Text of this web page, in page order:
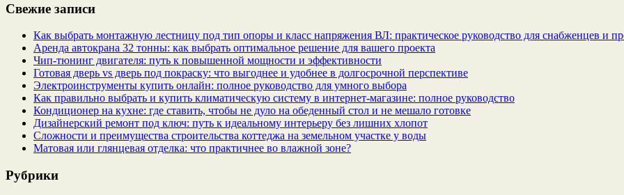
Свежие записи
Как выбрать монтажную лестницу под тип опоры и класс напряжения ВЛ: практическое руководство для снабженцев и
Аренда автокрана 32 тонны: как выбрать оптимальное решение для вашего проекта
Чип‑тюнинг двигателя: путь к повышенной мощности и эффективности
Готовая дверь vs дверь под покраску: что выгоднее и удобнее в долгосрочной перспективе
Электроинструменты купить онлайн: полное руководство для умного выбора
Как правильно выбрать и купить климатическую систему в интернет‑магазине: полное руководство
Кондиционер на кухне: где ставить, чтобы не дуло на обеденный стол и не мешало готовке
Дизайнерский ремонт под ключ: путь к идеальному интерьеру без лишних хлопот
Сложности и преимущества строительства коттеджа на земельном участке у воды
Матовая или глянцевая отделка: что практичнее во влажной зоне?
Рубрики